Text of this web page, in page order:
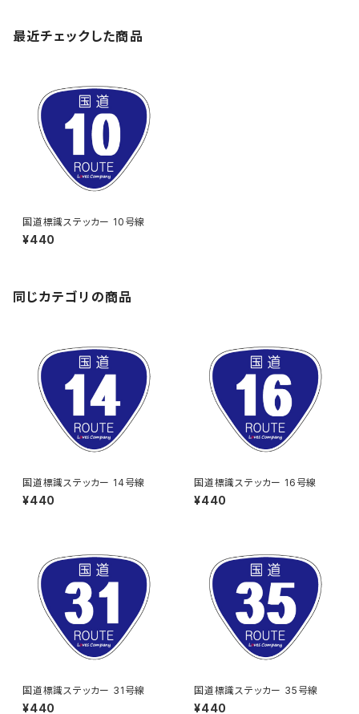
最近チェックした商品
国道標識ステッカー 10号線
¥440
同じカテゴリの商品
国道標識ステッカー 14号線
¥440
国道標識ステッカー 16号線
¥440
国道標識ステッカー 31号線
¥440
国道標識ステッカー 35号線
¥440